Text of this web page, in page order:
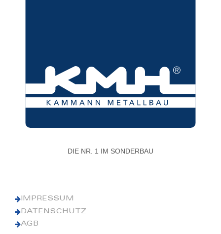
DIE NR. 1 IM SONDERBAU
IMPRESSUM
DATENSCHUTZ
AGB